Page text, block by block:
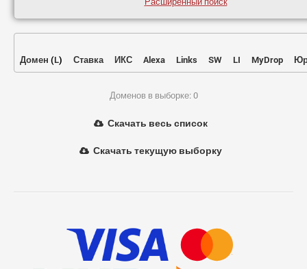
Домен (L) Ставка ИКС Alexa Links SW LI MyDrop
Доменов в выборке: 0
Скачать весь список
Скачать текущую выборку